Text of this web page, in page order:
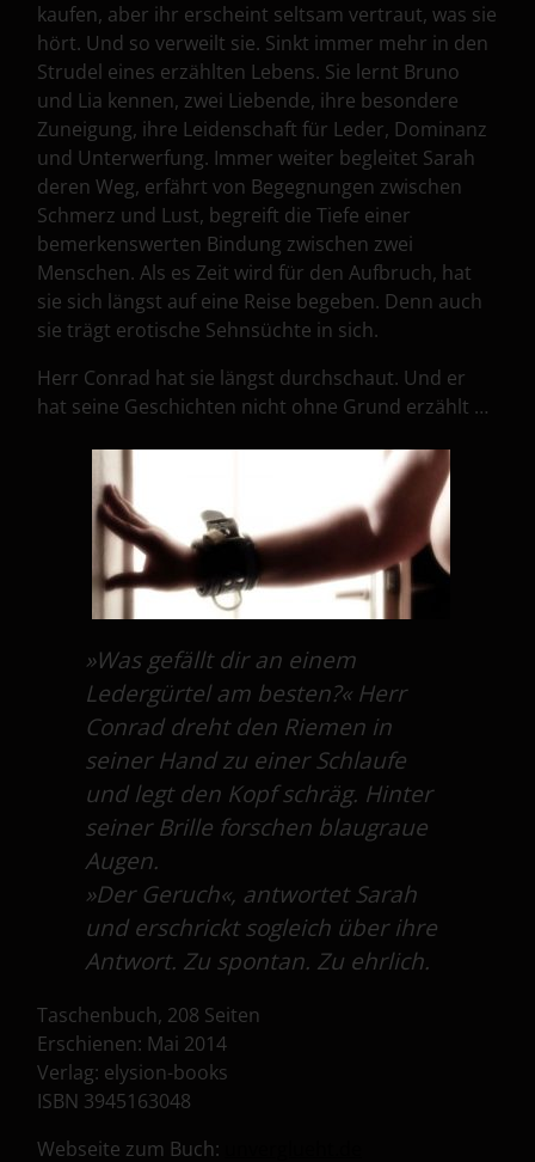
kaufen, aber ihr erscheint seltsam vertraut, was sie
hört. Und so verweilt sie. Sinkt immer mehr in den
Strudel eines erzählten Lebens. Sie lernt Bruno
und Lia kennen, zwei Liebende, ihre besondere
Zuneigung, ihre Leidenschaft für Leder, Dominanz
und Unterwerfung. Immer weiter begleitet Sarah
deren Weg, erfährt von Begegnungen zwischen
Schmerz und Lust, begreift die Tiefe einer
bemerkenswerten Bindung zwischen zwei
Menschen. Als es Zeit wird für den Aufbruch, hat
sie sich längst auf eine Reise begeben. Denn auch
sie trägt erotische Sehnsüchte in sich.
Herr Conrad hat sie längst durchschaut. Und er
hat seine Geschichten nicht ohne Grund erzählt …
»Was gefällt dir an einem
Ledergürtel am besten?« Herr
Conrad dreht den Riemen in
seiner Hand zu einer Schlaufe
und legt den Kopf schräg. Hinter
seiner Brille forschen blaugraue
Augen.
»Der Geruch«, antwortet Sarah
und erschrickt sogleich über ihre
Antwort. Zu spontan. Zu ehrlich.
Taschenbuch, 208 Seiten
Erschienen: Mai 2014
Verlag: elysion-books
ISBN 3945163048
Webseite zum Buch: